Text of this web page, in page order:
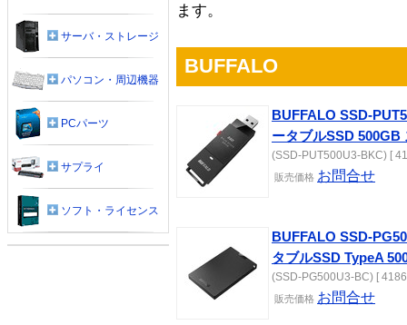
ます。
BUFFALO
BUFFALO SSD-
ータブルSSD 500GB
(SSD-PUT500U3-BKC) [
販売価格 お問合せ
BUFFALO SSD-
タブルSSD TypeA
(SSD-PG500U3-BC) [
販売価格 お問合せ
サーバ・ストレージ
パソコン・周辺機器
PCパーツ
サプライ
ソフト・ライセンス